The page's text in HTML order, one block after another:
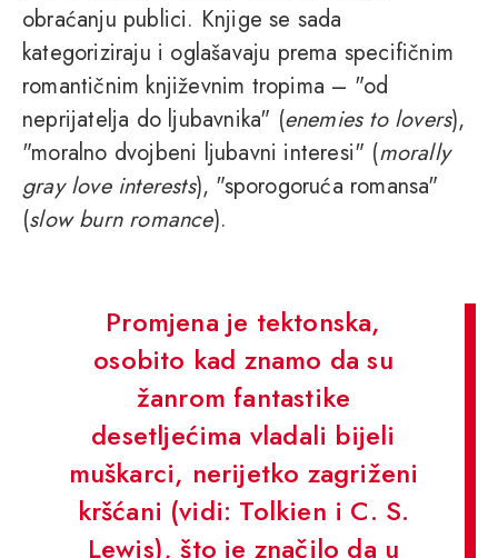
obraćanju publici. Knjige se sada
kategoriziraju i oglašavaju prema specifičnim
romantičnim književnim tropima – "od
neprijatelja do ljubavnika" (enemies to lovers),
"moralno dvojbeni ljubavni interesi" (morally
gray love interests), "sporogoruća romansa"
(slow burn romance).
Promjena je tektonska,
osobito kad znamo da su
žanrom fantastike
desetljećima vladali bijeli
muškarci, nerijetko zagriženi
kršćani (vidi: Tolkien i C. S.
Lewis), što je značilo da u